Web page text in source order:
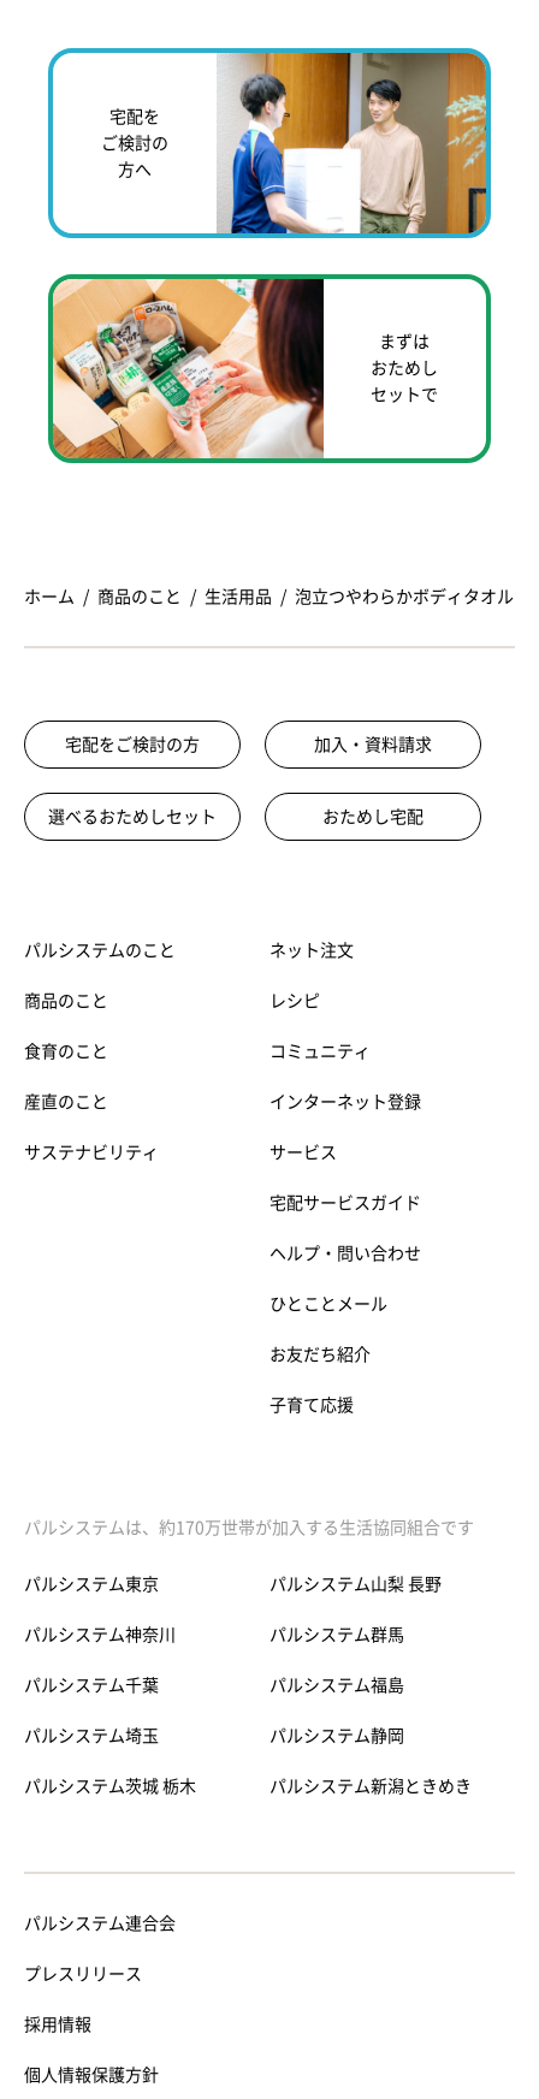
宅配を
ご検討の
方へ
まずは
おためし
セットで
ホーム 商品のこと 生活用品 泡立つやわらかボディタオル
宅配をご検討の方 加入・資料請求
選べるおためしセット おためし宅配
パルシステムのこと
商品のこと
食育のこと
産直のこと
サステナビリティ
ネット注文
レシピ
コミュニティ
インターネット登録
サービス
宅配サービスガイド
ヘルプ・問い合わせ
ひとことメール
お友だち紹介
子育て応援
パルシステムは、約170万世帯が加入する生活協同組合です
パルシステム東京
パルシステム神奈川
パルシステム千葉
パルシステム埼玉
パルシステム茨城 栃木
パルシステム山梨 長野
パルシステム群馬
パルシステム福島
パルシステム静岡
パルシステム新潟ときめき
パルシステム連合会
プレスリリース
採用情報
個人情報保護方針